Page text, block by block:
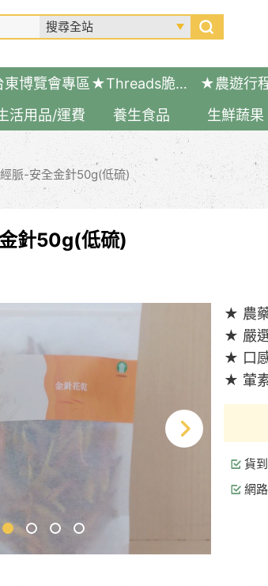
東博覽會專區 ★Threads脆友推薦好物
★農遊行
活用品/運費 養生食品 生鮮蔬果
脈-安全金針50g(低硫)
針50g(低硫)
★ 農
★ 嚴
★ 口
★ 葷
貨
網